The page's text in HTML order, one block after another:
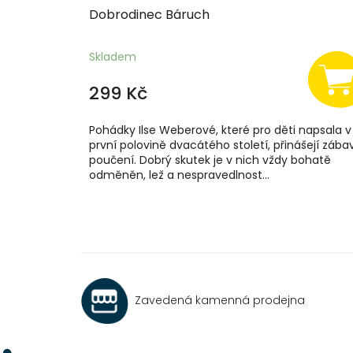
Dobrodinec Báruch
Skladem
299 Kč
Pohádky Ilse Weberové, které pro děti napsala v
první polovině dvacátého století, přinášejí
poučení. Dobrý skutek je v nich vždy bohatě
odměněn, lež a nespravedlnost...
Zavedená kamenná prodejna